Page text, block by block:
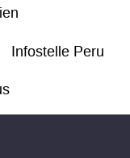
Infostelle Peru